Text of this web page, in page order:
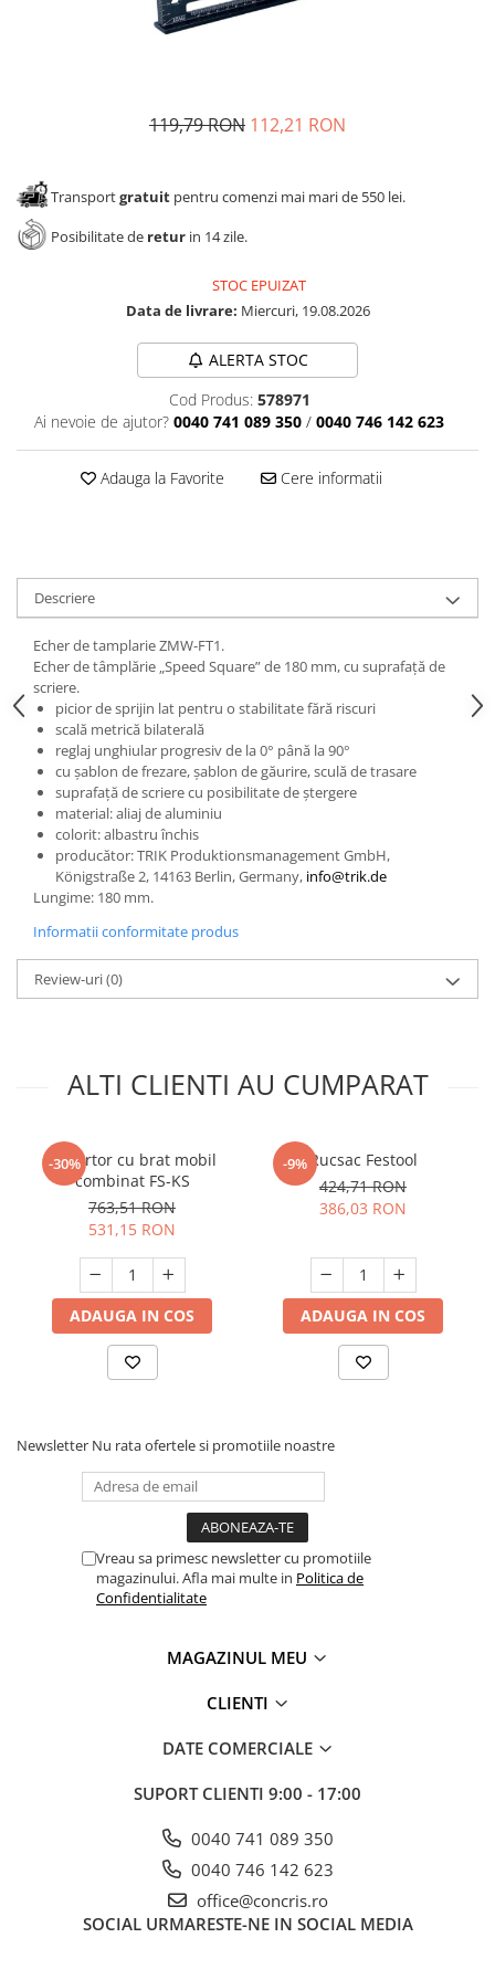
Solutii de curatat & adezivi
119,79 RON 112,21 RON
Transportgratuit pentru comenzi mai mari de 550 lei.
Posibilitate de retur in 14 zile.
STOC EPUIZAT
Data de livrare: Miercuri, 19.08.2026
ALERTA STOC
Cod Produs: 578971
Ai nevoie de ajutor? 0040 741 089 350 / 0040 746 142 623
Adauga la Favorite Cere informatii
Descriere
Echer de tamplarie ZMW-FT1.
Echer de tâmplărie „Speed Square” de 180 mm, cu suprafaţă de
scriere.
picior de sprijin lat pentru o stabilitate fără riscuri
scală metrică bilaterală
reglaj unghiular progresiv de la 0° până la 90°
cu şablon de frezare, şablon de găurire, sculă de trasare
suprafaţă de scriere cu posibilitate de ştergere
material: aliaj de aluminiu
colorit: albastru închis
producător: TRIK Produktionsmanagement GmbH,
Königstraße 2, 14163 Berlin, Germany, info@trik.de
Lungime: 180 mm.
Informatii conformitate produs
Review-uri(0)
ALTI CLIENTI AU CUMPARAT
-30%
Raportor cu brat mobil
combinat FS-KS
763,51 RON
531,15 RON
ADAUGA IN COS
-9% Rucsac Festool
424,71 RON
386,03 RON
ADAUGA IN COS
Newsletter Nu rata ofertele si promotiile noastre
Vreau sa primesc newsletter cu promotiile
magazinului. Afla mai multe in Politica de
Confidentialitate
MAGAZINUL MEU
CLIENTI
DATE COMERCIALE
SUPORT CLIENTI 9:00 - 17:00
0040 741 089 350
0040 746 142 623
office@concris.ro
SOCIAL URMARESTE-NE IN SOCIAL MEDIA